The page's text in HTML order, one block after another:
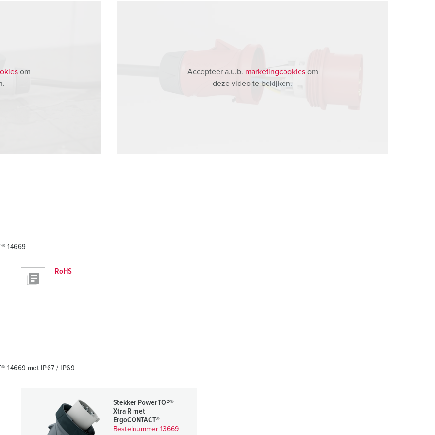
om
Accepteer a.u.b. marketingcookiesom
deze video te bekijken.
14669
RoHS
14669 met IP67 / IP69
Stekker PowerTOP®
Xtra R met
ErgoCONTACT®
Bestelnummer 13669